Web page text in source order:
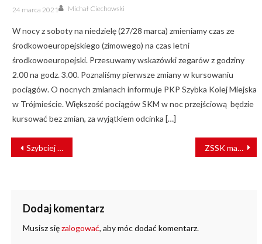
Posted
on
24 marca 2021 Author
Michał Ciechowski
W nocy z soboty na niedzielę (27/28 marca) zmieniamy czas ze
środkowoeuropejskiego (zimowego) na czas letni
środkowoeuropejski. Przesuwamy wskazówki zegarów z godziny
2.00 na godz. 3.00. Poznaliśmy pierwsze zmiany w kursowaniu
pociągów. O nocnych zmianach informuje PKP Szybka Kolej Miejska
w Trójmieście. Większość pociągów SKM w noc przejściową będzie
kursować bez zmian, za wyjątkiem odcinka […]
NAWIGACJA
WPISU
Szybciej ze Skierniewic do Łowicza. Inwestycja na finiszu ZSSK ma środki unijne na zakup bateryjnych EZT
Dodaj komentarz
Musisz sięzalogować, aby móc dodać komentarz.